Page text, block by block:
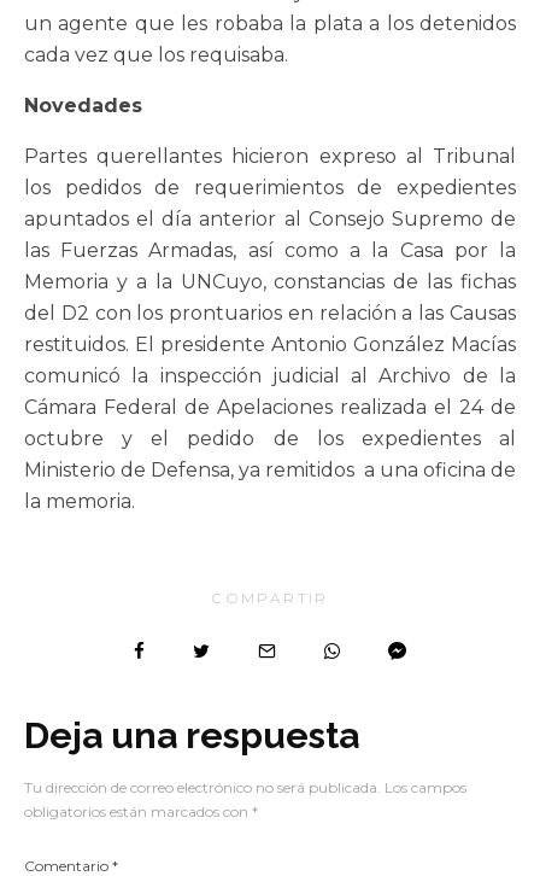
un agente que les robaba la plata a los detenidos
cada vez que los requisaba.
Novedades
Partes querellantes hicieron expreso al Tribunal
los pedidos de requerimientos de expedientes
apuntados el día anterior al Consejo Supremo de
las Fuerzas Armadas, así como a la Casa por la
Memoria y a la UNCuyo, constancias de las fichas
del D2 con los prontuarios en relación a las Causas
restituidos. El presidente Antonio González Macías
comunicó la inspección judicial al Archivo de la
Cámara Federal de Apelaciones realizada el 24 de
octubre y el pedido de los expedientes al
Ministerio de Defensa, ya remitidos a una oficina de
la memoria.
COMPARTIR
Deja una respuesta
Tu dirección de correo electrónico no será publicada. Los campos
obligatorios están marcados con *
Comentario *